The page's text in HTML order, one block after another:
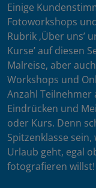
Einige
Fotoworkshops
Rubrik ‚Über uns’
Kurse’ auf diesen
Malreise, aber
Workshops und
Anzahl
Eindrücken und
oder Kurs. Denn
Spitzenklasse
Urlaub geht, egal
fotografieren willst!